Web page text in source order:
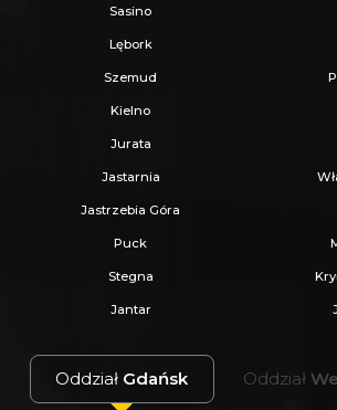
Sasino
Lębork
Szemud
Kielno
Jurata
Jastarnia
Jastrzebia Góra
Puck
Stegna
Jantar
Oddział Gdańsk Oddział